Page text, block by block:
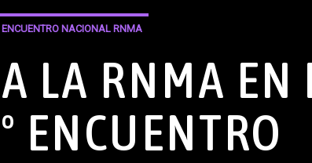
ENCUENTRO NACIONAL RNMA
LA RNMA EN
ENCUENTRO